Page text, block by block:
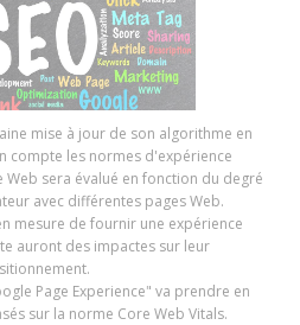
mise à jour de son algorithme en
compte les normes d'expérience
Web sera évalué en fonction du degré
avec différentes pages Web.
mesure de fournir une expérience
auront des impactes sur leur
Page Experience" va prendre en
sur la norme Core Web Vitals.